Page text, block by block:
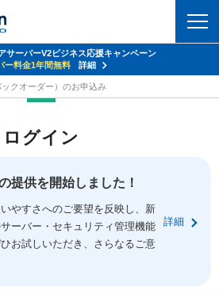
facebook
サーバーV2ビジネス応援キャンペーン
ー料金1年間無料
詳細
イン
クオーダー）のお申込み
ログイン
提供を開始しました！
やすさへのご要望を反映し、新
ーバー・セキュリティ管理機能
お試しいただき、さらなるご意
詳細